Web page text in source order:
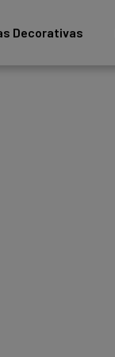
Decorativas